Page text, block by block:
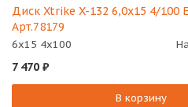
Диск Xtrike X-132 6,0x15 4/100
Арт.78179
6x15 4x100
7 470 ₽
В корзину